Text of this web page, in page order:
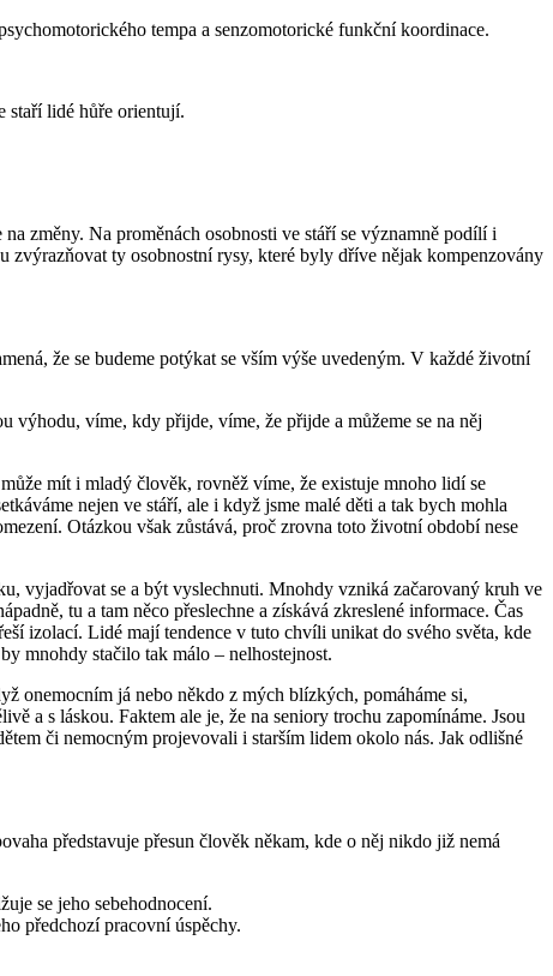
tempa a senzomotorické funkční koordinace.
staří lidé hůře orientují.
změny. Na proměnách osobnosti ve stáří se významně podílí i
zvýrazňovat ty osobnostní rysy, které byly dříve nějak kompenzovány
že se budeme potýkat se vším výše uvedeným. V každé životní
výhodu, víme, kdy přijde, víme, že přijde a můžeme se na něj
mít i mladý člověk, rovněž víme, že existuje mnoho lidí se
nejen ve stáří, ale i když jsme malé děti a tak bych mohla
Otázkou však zůstává, proč zrovna toto životní období nese
vyjadřovat se a být vyslechnuti. Mnohdy vzniká začarovaný kruh ve
tu a tam něco přeslechne a získává zkreslené informace. Čas
izolací. Lidé mají tendence v tuto chvíli unikat do svého světa, kde
mnohdy stačilo tak málo – nelhostejnost.
onemocním já nebo někdo z mých blízkých, pomáháme si,
a s láskou. Faktem ale je, že na seniory trochu zapomínáme. Jsou
či nemocným projevovali i starším lidem okolo nás. Jak odlišné
představuje přesun člověk někam, kde o něj nikdo již nemá
se jeho sebehodnocení.
předchozí pracovní úspěchy.